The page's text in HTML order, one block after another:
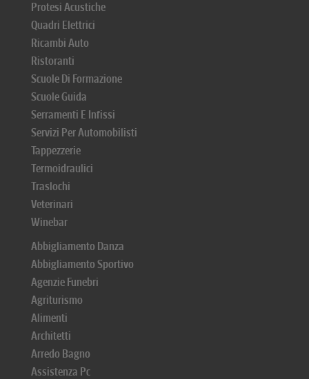
Protesi Acustiche
Quadri Elettrici
Ricambi Auto
Ristoranti
Scuole Di Formazione
Scuole Guida
Serramenti E Infissi
Servizi Per Automobilisti
Tappezzerie
Termoidraulici
Traslochi
Veterinari
Winebar
Abbigliamento Danza
Abbigliamento Sportivo
Agenzie Funebri
Agriturismo
Alimenti
Architetti
Arredo Bagno
Assistenza Pc